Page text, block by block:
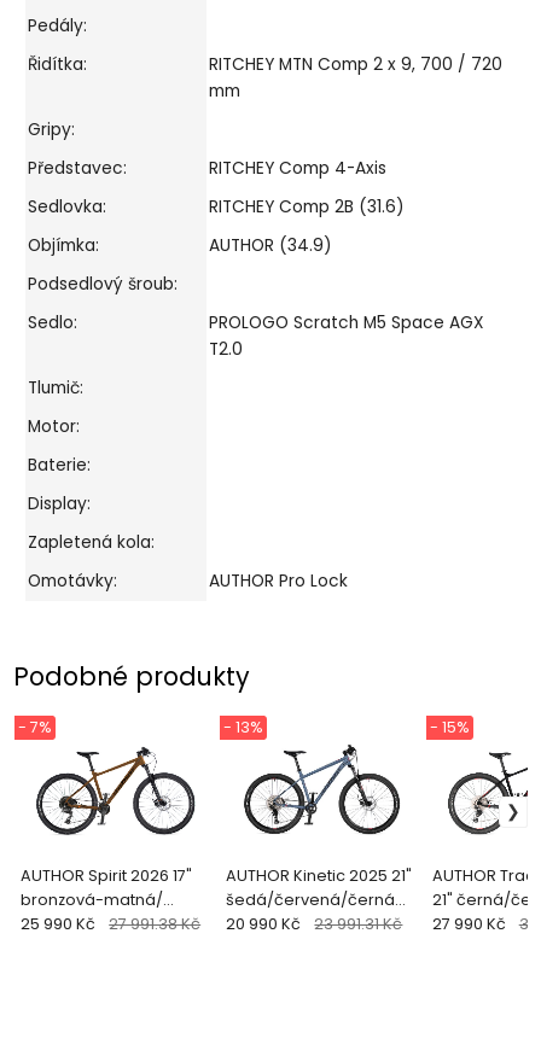
Pedály:
Řidítka:
RITCHEY MTN Comp 2 x 9, 700 / 720
mm
Gripy:
Představec:
RITCHEY Comp 4-Axis
Sedlovka:
RITCHEY Comp 2B (31.6)
Objímka:
AUTHOR (34.9)
Podsedlový šroub:
Sedlo:
PROLOGO Scratch M5 Space AGX
T2.0
Tlumič:
Motor:
Baterie:
Display:
Zapletená kola:
Omotávky:
AUTHOR Pro Lock
Podobné produkty
AUTHOR Spirit 2026 17"
bronzová-matná/
černá/oranžová MTB
- 7%
25 990 Kč 27 991.38 Kč
AUTHOR Kinetic 2025 21"
šedá/červená/černá
MTB XC 29"kolo
- 13%
20 990 Kč 23 991.31 Kč
AUTHOR
21" černá/
29"kolo
- 15%
27 990 Kč 32